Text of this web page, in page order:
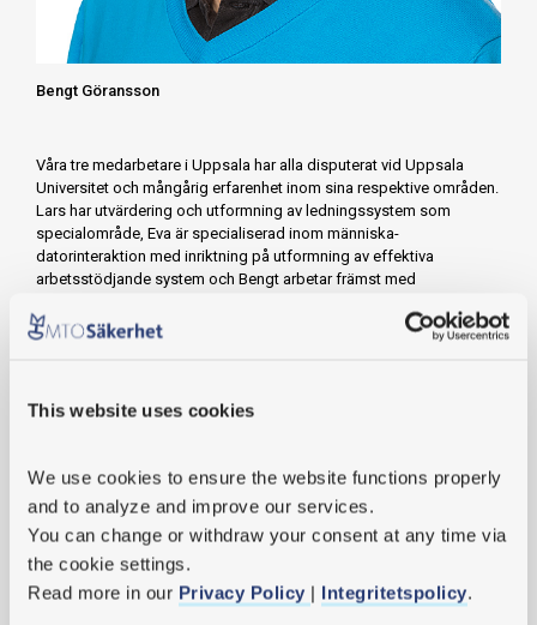
This website uses cookies
We use cookies to ensure the website functions properly
and to analyze and improve our services.
You can change or withdraw your consent at any time via
the cookie settings.
Read more in our Privacy Policy | Integritetspolicy.
Bengt Göransson
Våra tre medarbetare i Uppsala har alla disputerat vid Uppsala
Universitet och mångårig erfarenhet inom sina respektive områden.
Lars har utvärdering och utformning av ledningssystem som
specialområde, Eva är specialiserad inom människa-
datorinteraktion med inriktning på utformning av effektiva
arbetsstödjande system och Bengt arbetar främst med
produkter, digitala tjänster och IT-system.
verktyg
organisatoriska förutsättningar
• Utbildningsinsatser